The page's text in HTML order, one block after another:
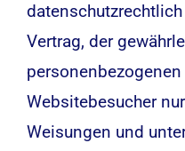
Vertrag, der
Websitebesucher
Weisungen und